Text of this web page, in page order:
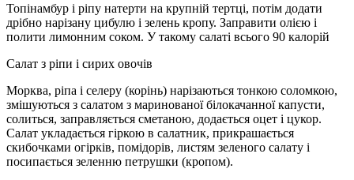
Топінамбур і ріпу натерти на крупній тертці, потім додати
дрібно нарізану цибулю і зелень кропу. Заправити олією і
полити лимонним соком. У такому салаті всього 90 калорій
Салат з ріпи і сирих овочів
Морква, ріпа і селеру (корінь) нарізаються тонкою соломкою,
змішуються з салатом з маринованої білокачанної капусти,
солиться, заправляється сметаною, додається оцет і цукор.
Салат укладається гіркою в салатник, прикрашається
скибочками огірків, помідорів, листям зеленого салату і
посипається зеленню петрушки (кропом).